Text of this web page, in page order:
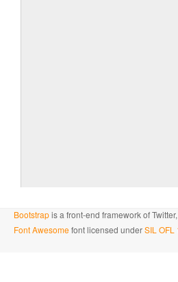
Bootstrapis a front-end framework of
Font Awesomefont licensed underSIL OFL